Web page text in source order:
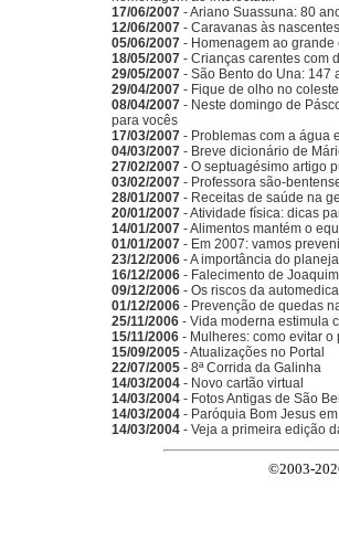
17/06/2007 - Ariano Suassuna: 80
12/06/2007 - Caravanas às
05/06/2007 - Homenagem ao
18/05/2007 - Crianças carentes com
29/05/2007 - São Bento do Una: 147
29/04/2007 - Fique de olho no
08/04/2007 - Neste domingo de
para vocês
17/03/2007 - Problemas com a água
04/03/2007 - Breve dicionário de
27/02/2007 - O septuagésimo artigo
03/02/2007 - Professora são-
28/01/2007 - Receitas de saúde na
20/01/2007 - Atividade física: dicas
14/01/2007 - Alimentos mantém o
01/01/2007 - Em 2007: vamos
23/12/2006 - A importância do
16/12/2006 - Falecimento de
09/12/2006 - Os riscos da
01/12/2006 - Prevenção de quedas
25/11/2006 - Vida moderna estimula
15/11/2006 - Mulheres: como evitar
15/09/2005 - Atualizações no Portal
22/07/2005 - 8ª Corrida da Galinha
14/03/2004 - Novo cartão virtual
14/03/2004 - Fotos Antigas de São
14/03/2004 - Paróquia Bom Jesus
14/03/2004 - Veja a primeira edição
©2003-